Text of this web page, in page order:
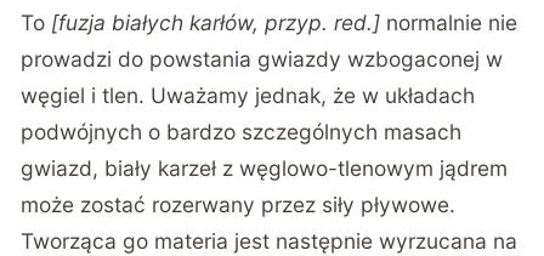
To [fuzja białych karłów, przyp. red.] normalnie nie
prowadzi do powstania gwiazdy wzbogaconej w
węgiel i tlen. Uważamy jednak, że w układach
podwójnych o bardzo szczególnych masach
gwiazd, biały karzeł z węglowo-tlenowym jądrem
może zostać rozerwany przez siły pływowe.
Tworząca go materia jest następnie wyrzucana na